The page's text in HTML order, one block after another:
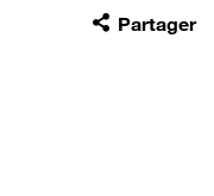
Partager